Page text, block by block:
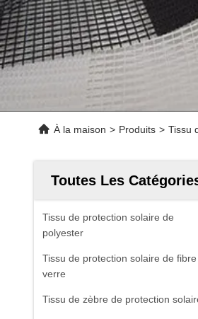
À la maison > Produits > Tissu
Toutes Les
Tissu de protection solaire de
polyester
Tissu de protection solaire de fibre
verre
Tissu de zèbre de protection